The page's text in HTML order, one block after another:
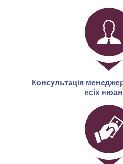
Консультація
всіх